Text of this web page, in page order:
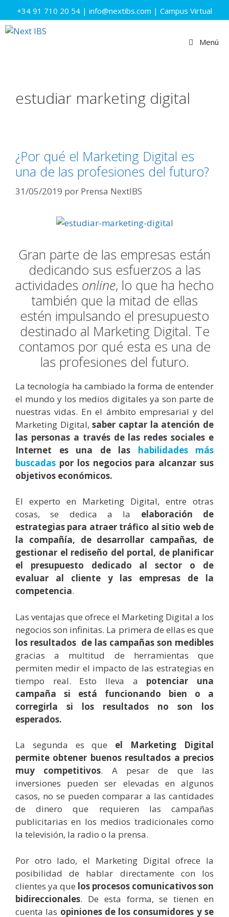
Saltar
al
contenido
+34 91 710 20 54 | info@nextibs.com | Campus Virtual
Menú
estudiar marketing digital
¿Por qué el Marketing Digital es
una de las profesiones del futuro?
31/05/2019 por Prensa NextIBS
Gran parte de las empresas están
dedicando sus esfuerzos a las
actividades online, lo que ha hecho
también que la mitad de ellas
estén impulsando el presupuesto
destinado al Marketing Digital. Te
contamos por qué esta es una de
las profesiones del futuro.
La tecnología ha cambiado la forma de entender
el mundo y los medios digitales ya son parte de
nuestras vidas. En el ámbito empresarial y del
Marketing Digital,saber captar la atención de
las personas a través de las redes sociales e
Internet es una de las habilidades más
buscadas por los negocios para alcanzar sus
objetivos económicos.
El experto en Marketing Digital, entre otras
cosas, se dedica a la
elaboración de
estrategias para atraer tráfico al sitio web de
la compañía, de desarrollar campañas, de
gestionar el rediseño del portal, de planificar
el presupuesto dedicado al sector o de
evaluar al cliente y las empresas de la
competencia.
Las ventajas que ofrece el Marketing Digital a los
negocios son infinitas. La primera de ellas es que
los resultados de las campañas son medibles
gracias a multitud de herramientas que
permiten medir el impacto de las estrategias en
tiempo real. Esto lleva a potenciar una
campaña si está funcionando bien o a
corregirla si los resultados no son los
esperados.
La segunda es que el Marketing Digital
permite obtener buenos resultados a precios
muy competitivos. A pesar de que las
inversiones pueden ser elevadas en algunos
casos, no se pueden comparar a las cantidades
de dinero que requieren las campañas
publicitarias en los medios tradicionales como
la televisión, la radio o la prensa.
Por otro lado, el Marketing Digital ofrece la
posibilidad de hablar directamente con los
clientes ya que los procesos comunicativos son
bidireccionales. De esta forma, se tienen en
cuenta las opiniones de los consumidores y se